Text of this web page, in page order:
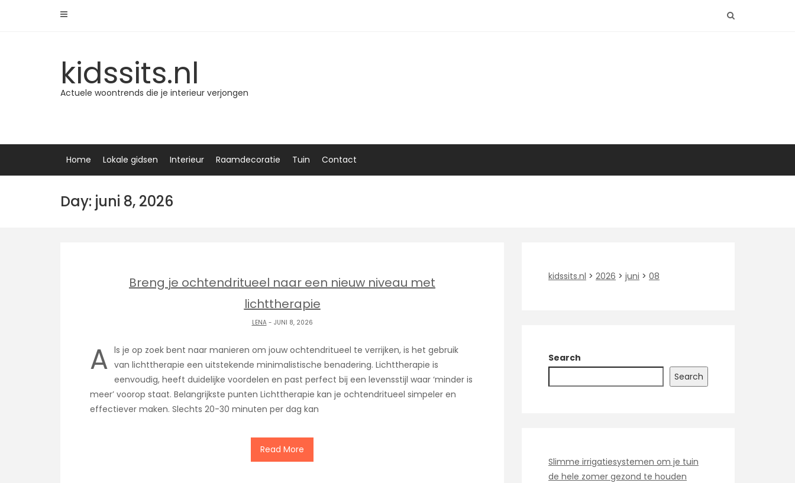
kidssits.nl
Actuele woontrends die je interieur verjongen
Home Lokale gidsen Interieur Raamdecoratie Tuin Contact
Day: juni 8, 2026
Breng je ochtendritueel naar een nieuw niveau met
lichttherapie
LENA- JUNI 8, 2026
A ls je op zoek bent naar manieren om jouw ochtendritueel te verrijken, is het gebruik
van lichttherapie een uitstekende minimalistische benadering. Lichttherapie is
eenvoudig, heeft duidelijke voordelen en past perfect bij een levensstijl waar ‘minder is
meer’ voorop staat. Belangrijkste punten Lichttherapie kan je ochtendritueel simpeler en
effectiever maken. Slechts 20-30 minuten per dag kan
Read More
kidssits.nl > 2026 > juni > 08
Search
Search
Slimme irrigatiesystemen om je tuin
de hele zomer gezond te houden